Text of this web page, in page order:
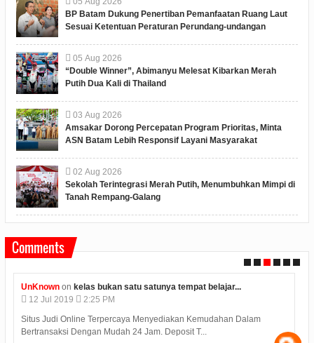
BP Batam Dukung Penertiban Pemanfaatan Ruang Laut
Sesuai Ketentuan Peraturan Perundang-undangan
05 Aug 2026
“Double Winner”, Abimanyu Melesat Kibarkan Merah
Putih Dua Kali di Thailand
03 Aug 2026
Amsakar Dorong Percepatan Program Prioritas, Minta
ASN Batam Lebih Responsif Layani Masyarakat
02 Aug 2026
Sekolah Terintegrasi Merah Putih, Menumbuhkan Mimpi di
Tanah Rempang-Galang
Comments
Unknown on konjen india di medan kunjungi bp batam...
12 Jul 2019
2:12 PM
Judi Deposit Ovo semakin booming di dunia judi online dengan
minimal deposit 10.000 Yuukkkk gabung j...